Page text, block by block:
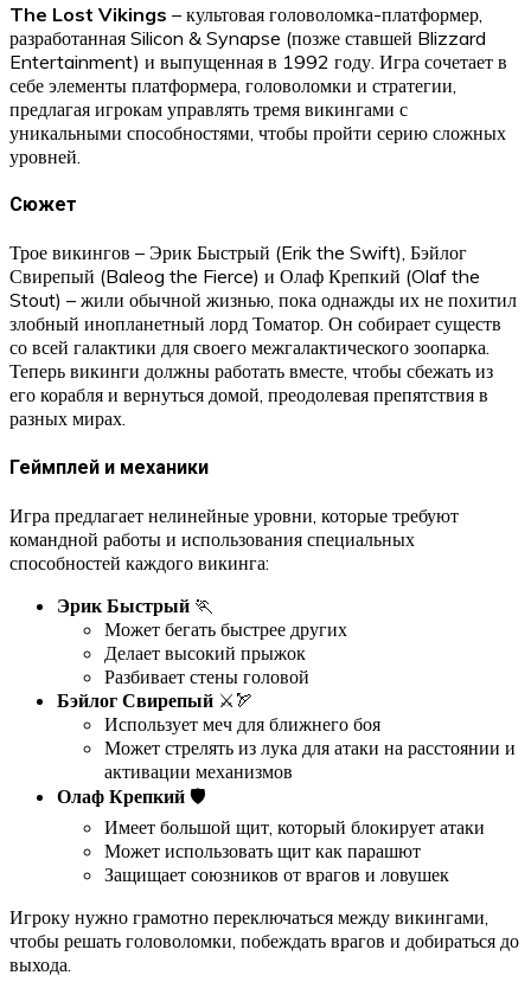
The Lost Vikings – культовая головоломка-платформер,
разработанная Silicon & Synapse (позже ставшей Blizzard
Entertainment) и выпущенная в 1992 году. Игра сочетает в
себе элементы платформера, головоломки и стратегии,
предлагая игрокам управлять тремя викингами с
уникальными способностями, чтобы пройти серию сложных
уровней.
Сюжет
Трое викингов – Эрик Быстрый (Erik the Swift), Бэйлог
Свирепый (Baleog the Fierce) и Олаф Крепкий (Olaf the
Stout) – жили обычной жизнью, пока однажды их не похитил
злобный инопланетный лорд Томатор. Он собирает существ
со всей галактики для своего межгалактического зоопарка.
Теперь викинги должны работать вместе, чтобы сбежать из
его корабля и вернуться домой, преодолевая препятствия в
разных мирах.
Геймплей и механики
Игра предлагает нелинейные уровни, которые требуют
командной работы и использования специальных
способностей каждого викинга:
Эрик Быстрый 🏃
Может бегать быстрее других
Делает высокий прыжок
Разбивает стены головой
Бэйлог Свирепый ⚔️🏹
Использует меч для ближнего боя
Может стрелять из лука для атаки на расстоянии и
активации механизмов
Олаф Крепкий 🛡️
Имеет большой щит, который блокирует атаки
Может использовать щит как парашют
Защищает союзников от врагов и ловушек
Игроку нужно грамотно переключаться между викингами,
чтобы решать головоломки, побеждать врагов и добираться до
выхода.